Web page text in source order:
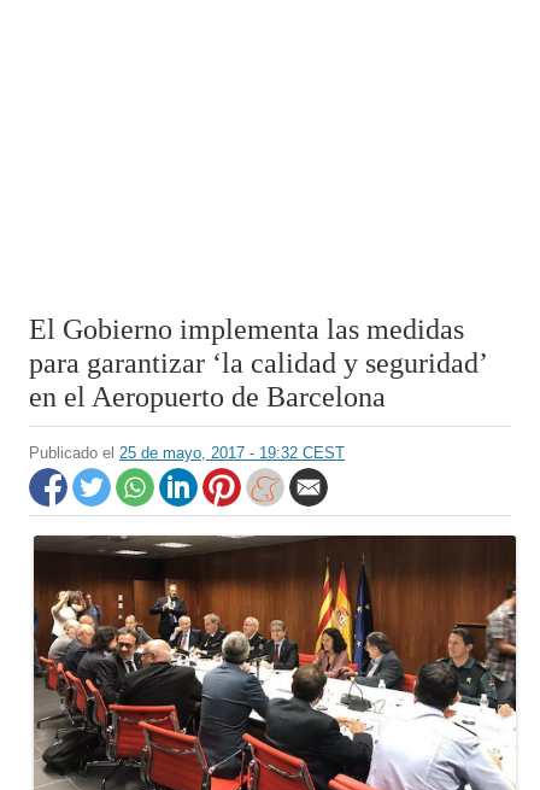
El Gobierno implementa las medidas
para garantizar ‘la calidad y seguridad’
en el Aeropuerto de Barcelona
Publicado el 25 de mayo, 2017 - 19:32 CEST